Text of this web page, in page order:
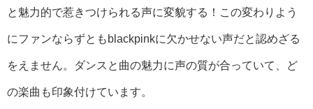
と魅力的で惹きつけられる声に変貌する！この変わりよう
にファンならずともblackpinkに欠かせない声だと認めざる
をえません。ダンスと曲の魅力に声の質が合っていて、ど
の楽曲も印象付けています。